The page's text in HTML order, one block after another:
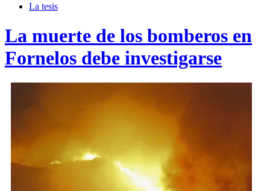
La tesis
La muerte de los bomberos en
Fornelos debe investigarse